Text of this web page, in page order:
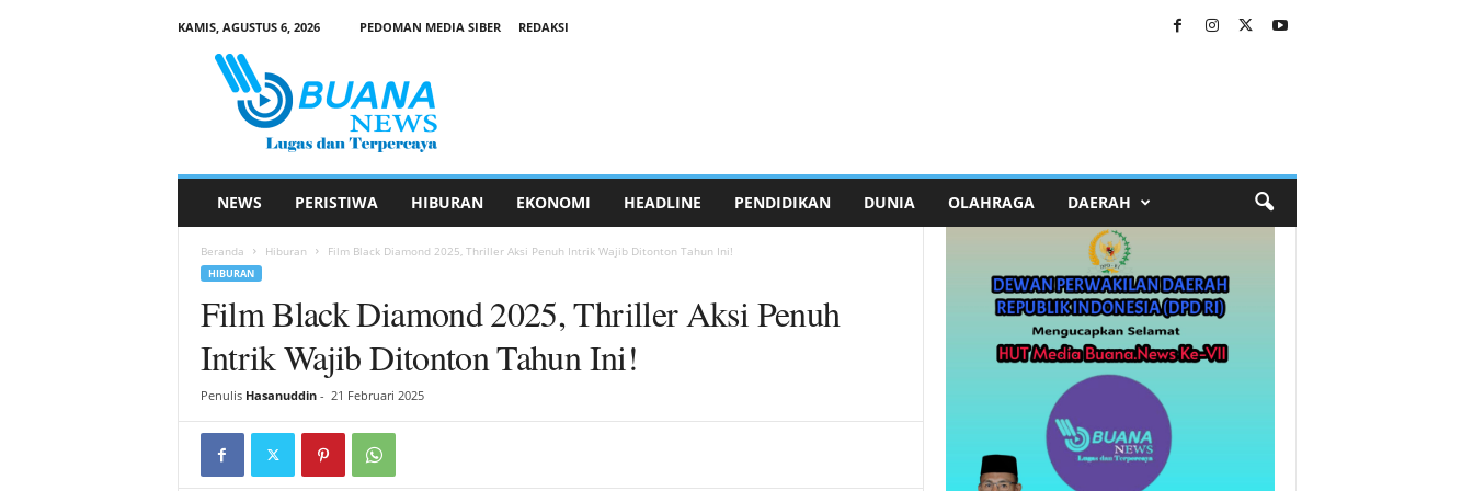
KAMIS, AGUSTUS 6, 2026 PEDOMAN MEDIA SIBER
REDAKSI
NEWS PERISTIWA HIBURAN EKONOMI HEADLINE PENDIDIKAN DUNIA OLAHRAGA DAERAH
Beranda Hiburan Film Black Diamond 2025, Thriller Aksi Penuh Intrik Wajib Ditonton Tahun Ini!
HIBURAN
Film Black Diamond 2025, Thriller Aksi Penuh
Intrik Wajib Ditonton Tahun Ini!
Penulis Hasanuddin- 21 Februari 2025